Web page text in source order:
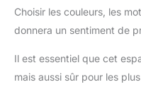
Choisir les couleurs, les
donnera un sentiment de
Il est essentiel que cet
mais aussi sûr pour les